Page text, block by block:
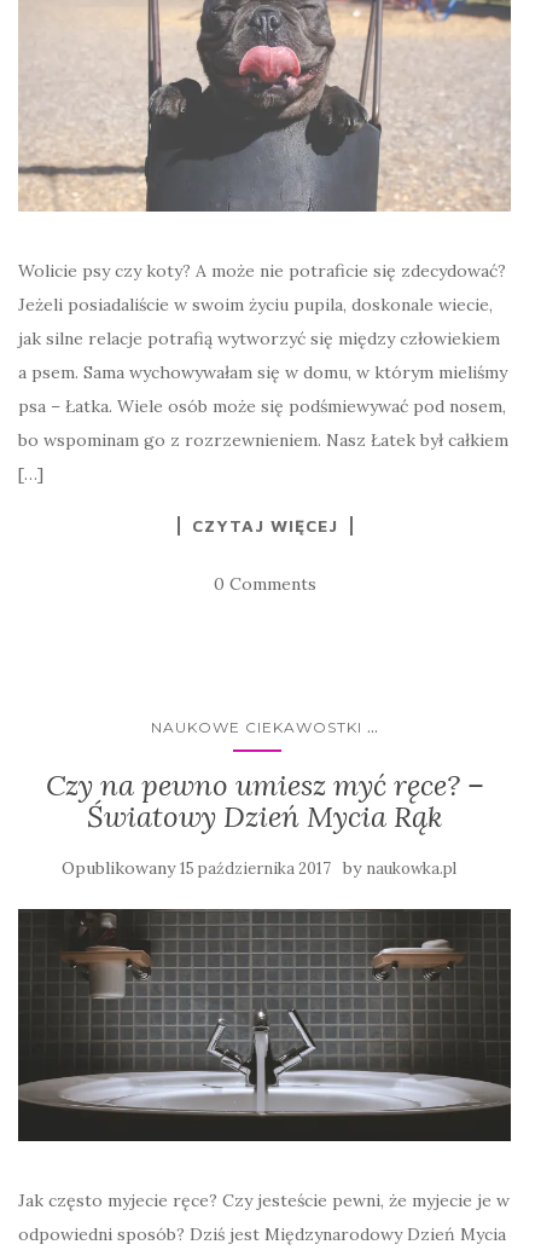
Wolicie psy czy koty? A może nie potraficie się zdecydować?
Jeżeli posiadaliście w swoim życiu pupila, doskonale wiecie,
jak silne relacje potrafią wytworzyć się między człowiekiem
a psem. Sama wychowywałam się w domu, w którym mieliśmy
psa – Łatka. Wiele osób może się podśmiewywać pod nosem,
bo wspominam go z rozrzewnieniem. Nasz Łatek był całkiem
[…]
CZYTAJ WIĘCEJ
0 Comments
NAUKOWE CIEKAWOSTKI ...
Czy na pewno umiesz myć ręce? –
Światowy Dzień Mycia Rąk
Opublikowany15 października 2017 by naukowka.pl
Jak często myjecie ręce? Czy jesteście pewni, że myjecie je w
odpowiedni sposób? Dziś jest Międzynarodowy Dzień Mycia